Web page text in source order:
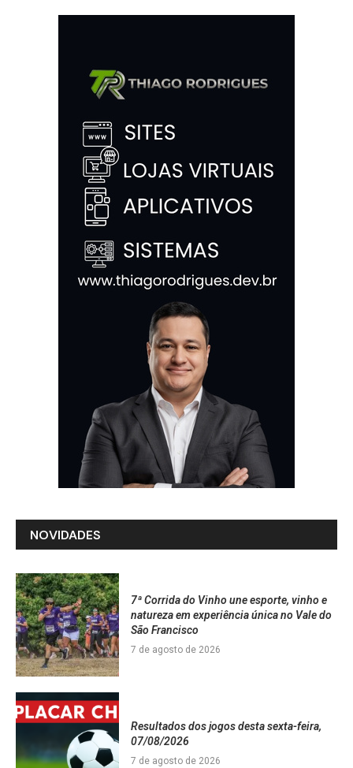
NOVIDADES
7ª Corrida do Vinho une esporte, vinho e
natureza em experiência única no Vale do
São Francisco
7 de agosto de 2026
Resultados dos jogos desta sexta-feira,
07/08/2026
7 de agosto de 2026